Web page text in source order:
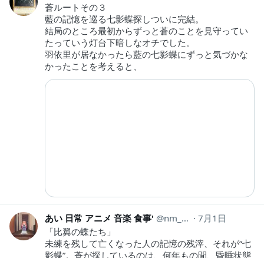
蒼ルートその３
藍の記憶を巡る七影蝶探しついに完結。
結局のところ最初からずっと蒼のことを見守ってい
たっていう灯台下暗しなオチでした。
羽依里が居なかったら藍の七影蝶にずっと気づかな
かったことを考えると、
あい 日常 アニメ 音楽 食事' nm_hh440
7月1日
「比翼の蝶たち」
未練を残して亡くなった人の記憶の残滓、それが“七
影蝶”。蒼が探しているのは、何年もの間、昏睡状態